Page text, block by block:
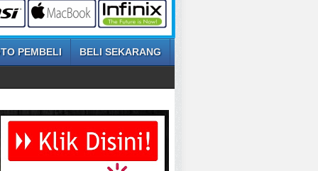
PEMBELI BELI SEKARANG